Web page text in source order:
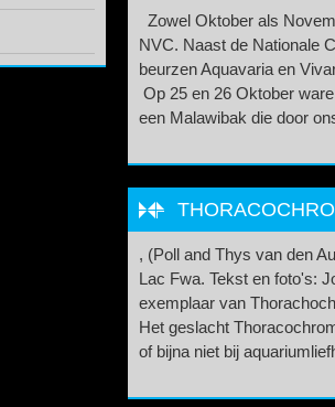
Zowel Oktober als
NVC. Naast de Nationale
beurzen Aquavaria en
Op 25 en 26 Oktober
een Malawibak die door
, (Poll and Thys van den
Lac Fwa. Tekst en foto's:
exemplaar van
Het geslacht
of bijna niet bij